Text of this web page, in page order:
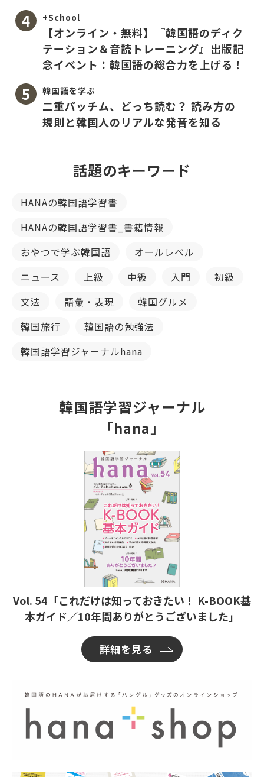
+School
【オンライン・無料】『韓国語のディク
テーション＆音読トレーニング』出版記
念イベント：韓国語の総合力を上げる！
韓国語を学ぶ
二重パッチム、どっち読む？ 読み方の
規則と韓国人のリアルな発音を知る
話題のキーワード
HANAの韓国語学習書
HANAの韓国語学習書_書籍情報
おやつで学ぶ韓国語
オールレベル
ニュース
上級 中級 入門
初級
文法
語彙・表現
韓国グルメ
韓国旅行
韓国語の勉強法
韓国語学習ジャーナルhana
韓国語学習ジャーナル
「hana」
Vol. 54「これだけは知っておきたい！ K-BOOK基
本ガイド／10年間ありがとうございました」
詳細を見る